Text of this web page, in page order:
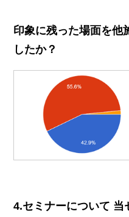
印象に残った場面を他
したか？
4.セミナーについて 当